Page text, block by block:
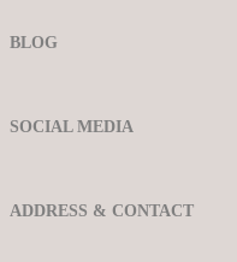
BLOG
SOCIAL MEDIA
ADDRESS & CONTACT